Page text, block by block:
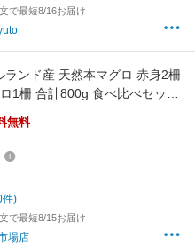
で最短8/16お届け
ランド産 天然本マグロ 赤身2柵
1柵 合計800g 食べ比べセット
海鮮 グルメ お取り寄せ ギフ
中元 誕生日 内祝 お祝い 大容
8人前 豊洲市場仲卸 プロ厳選
無料
件)
で最短8/15お届け
場店